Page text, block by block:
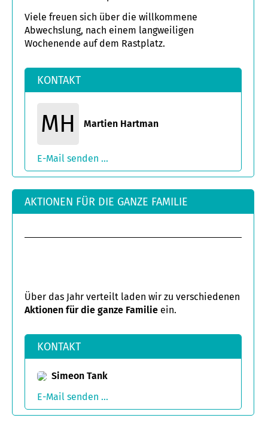
Viele freuen sich über die willkommene
Abwechslung, nach einem langweiligen
Wochenende auf dem Rastplatz.
KONTAKT
MH Martien Hartman
E-Mail senden ...
AKTIONEN FÜR DIE GANZE FAMILIE
Über das Jahr verteilt laden wir zu verschiedenen
Aktionen für die ganze Familie ein.
KONTAKT
Simeon Tank
E-Mail senden ...